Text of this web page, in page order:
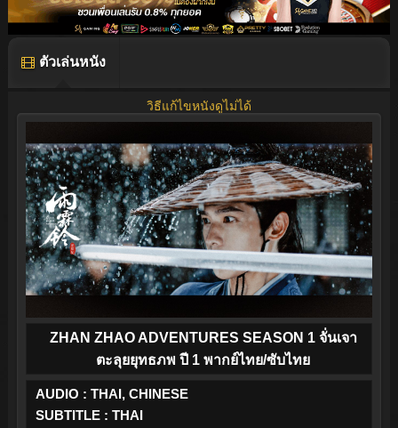
ตัวเล่นหนัง
วิธีแก้ไขหนังดูไม่ได้
ZHAN ZHAO ADVENTURES SEASON 1 จั่นเจา
ตะลุยยุทธภพ ปี 1 พากย์ไทย/ซับไทย
AUDIO : THAI, CHINESE
SUBTITLE : THAI